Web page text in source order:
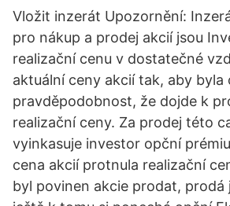
Vložit inzerát Upozornění:
pro nákup a prodej akcií jsou
realizační cenu v dostatečné
aktuální ceny akcií tak, aby byla
pravděpodobnost, že dojde k
realizační ceny. Za prodej této
vyinkasuje investor opční
cena akcií protnula realizační
byl povinen akcie prodat, prodá